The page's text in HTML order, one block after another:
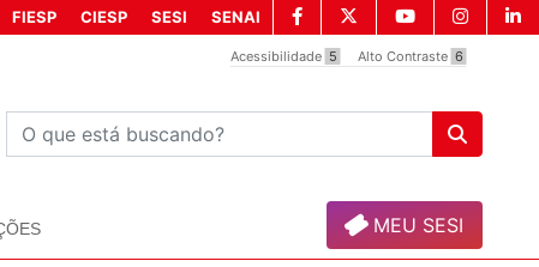
Acessibilidade 5 Alto Contraste 6
FIESP CIESP SESI SENAI
MEU SESI